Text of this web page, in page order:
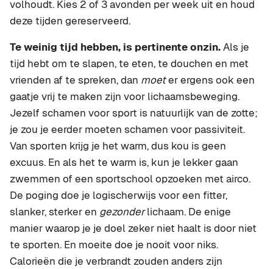
volhoudt. Kies 2 of 3 avonden per week uit en houd
deze tijden gereserveerd.
Te weinig tijd hebben, is pertinente onzin.Als je
tijd hebt om te slapen, te eten, te douchen en met
vrienden af te spreken, dan moeter ergens ook een
gaatje vrij te maken zijn voor lichaamsbeweging.
Jezelf schamen voor sport is natuurlijk van de zotte;
je zou je eerder moeten schamen voor passiviteit.
Van sporten krijg je het warm, dus kou is geen
excuus. En als het te warm is, kun je lekker gaan
zwemmen of een sportschool opzoeken met airco.
De poging doe je logischerwijs voor een fitter,
slanker, sterker en gezonderlichaam. De enige
manier waarop je je doel zeker niet haalt is door niet
te sporten. En moeite doe je nooit voor niks.
Calorieën die je verbrandt zouden anders zijn